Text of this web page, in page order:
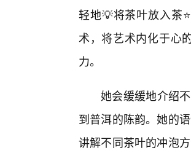
轻地💡将茶叶放入茶
术，将艺术内化于心
力。
她会缓缓地介绍
到普洱的陈韵。她的
讲解不同茶叶的冲泡